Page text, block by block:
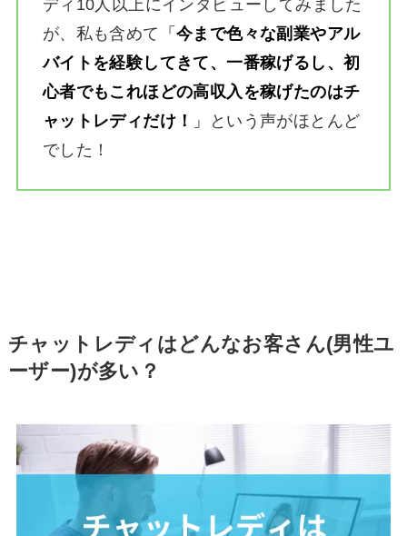
ディ10人以上にインタビューしてみました
が、私も含めて
「今まで色々な副業やアル
バイトを経験してきて、一番稼げるし、初
心者でもこれほどの高収入を稼げたのはチ
ャットレディだけ！
」
という声がほとんど
でした！
チャットレディはどんなお客さん(男性ユ
ーザー)が多い？